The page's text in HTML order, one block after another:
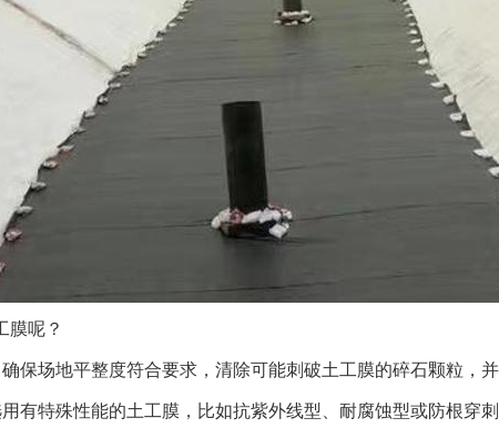
膜呢？
保场地平整度符合要求，清除可能刺破土工膜的碎石颗粒，
有特殊性能的土工膜，比如抗紫外线型、耐腐蚀型或防根穿